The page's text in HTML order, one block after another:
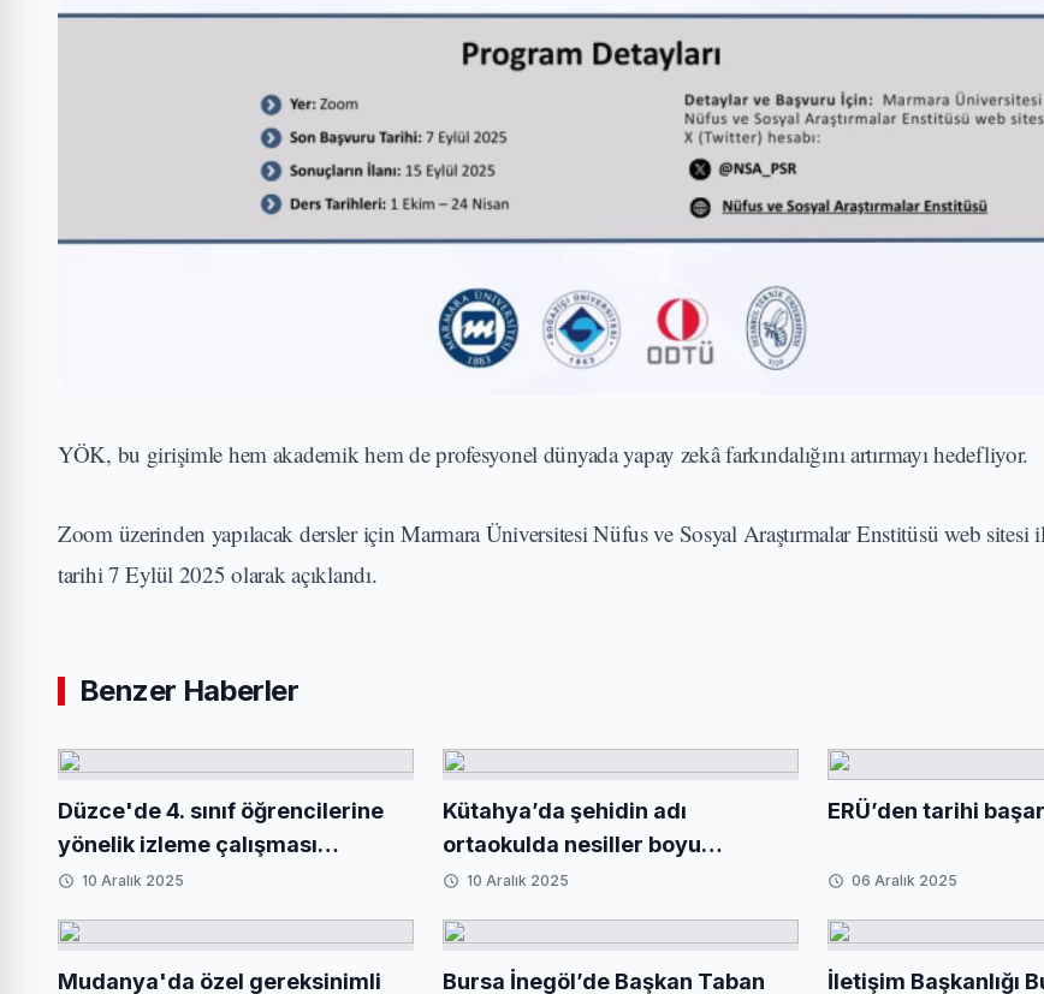
YÖK, bu girişimle hem akademik hem de profesyonel dünyada yapay zekâ farkındalığını artırmayı hedefliyor.
Zoom üzerinden yapılacak dersler için Marmara Üniversitesi Nüfus ve Sosyal Araştırmalar Enstitüsü web sitesi
tarihi 7 Eylül 2025 olarak açıklandı.
Benzer Haberler
Düzce'de 4. sınıf öğrencilerine
yönelik izleme çalışması
değerlendirildi
10 Aralık 2025
Kütahya’da şehidin adı
ortaokulda nesiller boyu
yaşatılacak
10 Aralık 2025
ERÜ’den tarihi
06 Aralık 2025
Mudanya'da özel gereksinimli
Bursa İnegöl’de Başkan Taban
İletişim Başkanlığı